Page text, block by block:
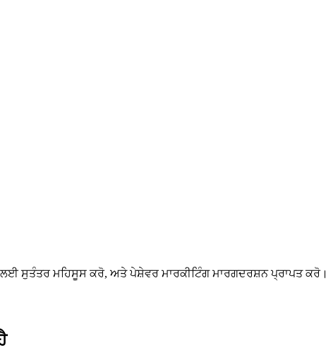
ਲਈ ਸੁਤੰਤਰ ਮਹਿਸੂਸ ਕਰੋ, ਅਤੇ ਪੇਸ਼ੇਵਰ ਮਾਰਕੀਟਿੰਗ ਮਾਰਗਦਰਸ਼ਨ ਪ੍ਰਾਪਤ ਕਰੋ।